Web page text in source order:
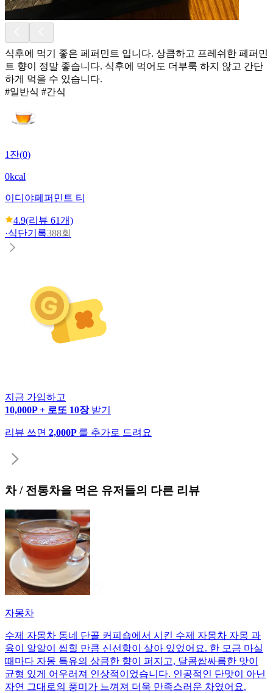
식후에 먹기 좋은 페퍼민트 입니다. 상큼하고 프레쉬한 페퍼민
트 향이 정말 좋습니다. 식후에 먹어도 더부룩 하지 않고 간단
하게 먹을 수 있습니다.
#일반식 #간식
1잔(0)
0kcal
이디야페퍼민트 티
4.9(리뷰 61개)
·식단기록388회
지금 가입하고
10,000P + 로또 10장 받기
리뷰 쓰면 2,000P 를 추가로 드려요
차 / 전통차을 먹은 유저들의 다른 리뷰
자몽차
수제 자몽차 동네 단골 커피숍에서 시킨 수제 자몽차 자몽 과
육이 알알이 씹힐 만큼 신선함이 살아 있었어요. 한 모금 마실
때마다 자몽 특유의 상큼한 향이 퍼지고, 달콤쌉싸름한 맛이
균형 있게 어우러져 인상적이었습니다. 인공적인 단맛이 아닌
자연 그대로의 풍미가 느껴져 더욱 만족스러운 차였어요.